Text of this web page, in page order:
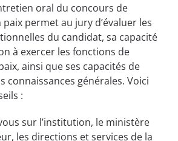
oral du concours de
permet au jury d’évaluer les
du candidat, sa capacité
à exercer les fonctions de
ainsi que ses capacités de
connaissances générales. Voici
:
sur l’institution, le ministère
les directions et services de la